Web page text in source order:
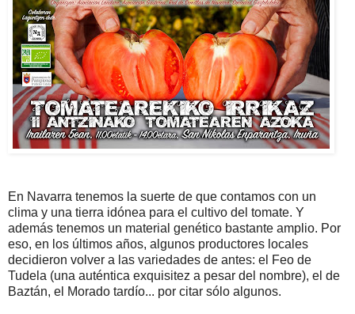
En Navarra tenemos la suerte de que contamos con un
clima y una tierra idónea para el cultivo del tomate. Y
además tenemos un material genético bastante amplio. Por
eso, en los últimos años, algunos productores locales
decidieron volver a las variedades de antes: el Feo de
Tudela (una auténtica exquisitez a pesar del nombre), el de
Baztán, el Morado tardío... por citar sólo algunos.